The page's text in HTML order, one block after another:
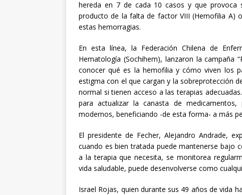
hereda en 7 de cada 10 casos y que provoca
producto de la falta de factor VIII (Hemofilia A)
estas hemorragias.
En esta línea, la Federación Chilena de
Hematología (Sochihem), lanzaron la campaña
conocer qué es la hemofilia y cómo viven los
estigma con el que cargan y la sobreprotección
normal si tienen acceso a las terapias
para actualizar la canasta de
modernos, beneficiando -de esta forma- a más
El presidente de Fecher, Alejandro Andrade,
cuando es bien tratada puede mantenerse bajo
a la terapia que necesita, se monitorea
vida saludable, puede desenvolverse como
Israel Rojas, quien durante sus 49 años de vida